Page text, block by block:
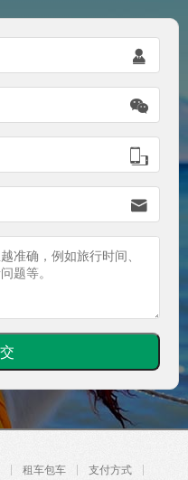




租车包车 支付方式